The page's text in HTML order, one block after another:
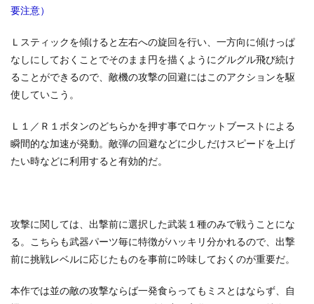
要注意）
Ｌスティックを傾けると左右への旋回を行い、一方向に傾けっぱ
なしにしておくことでそのまま円を描くようにグルグル飛び続け
ることができるので、敵機の攻撃の回避にはこのアクションを駆
使していこう。
Ｌ１／Ｒ１ボタンのどちらかを押す事でロケットブーストによる
瞬間的な加速が発動。敵弾の回避などに少しだけスピードを上げ
たい時などに利用すると有効的だ。
攻撃に関しては、出撃前に選択した武装１種のみで戦うことにな
る。こちらも武器パーツ毎に特徴がハッキリ分かれるので、出撃
前に挑戦レベルに応じたものを事前に吟味しておくのが重要だ。
本作では並の敵の攻撃ならば一発食らってもミスとはならず、自